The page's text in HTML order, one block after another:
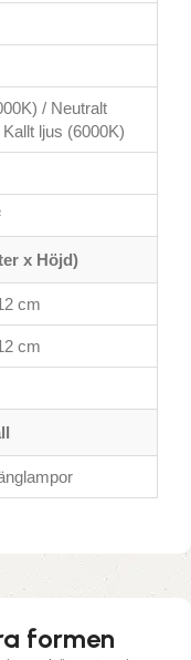
/ Neutralt
ljus (6000K)
x Höjd)
cm
cm
formen